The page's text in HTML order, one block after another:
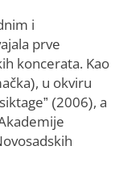
i
prve
koncerata. Kao
u okviru
(2006), a